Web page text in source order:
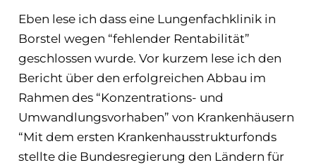
Eben lese ich dass eine Lungenfachklinik in
Borstel wegen “fehlender Rentabilität”
geschlossen wurde. Vor kurzem lese ich den
Bericht über den erfolgreichen Abbau im
Rahmen des “Konzentrations- und
Umwandlungsvorhaben” von Krankenhäusern
“Mit dem ersten Krankenhausstrukturfonds
stellte die Bundesregierung den Ländern für